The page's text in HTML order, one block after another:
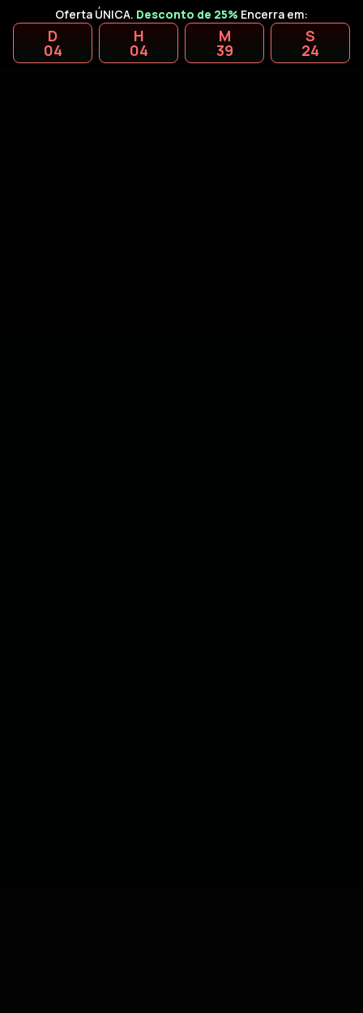
Oferta ÚNICA. Desconto de 25% Encerra em:
D
04
H
04
M
39
S
23